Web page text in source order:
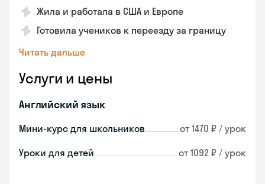
Жила и работала в США и Европе
Готовила учеников к переезду за границу
Читать дальше
Услуги и цены
Английский язык
Мини-курс для школьников от 1470 ₽ / урок
Уроки для детей от 1092 ₽ / урок